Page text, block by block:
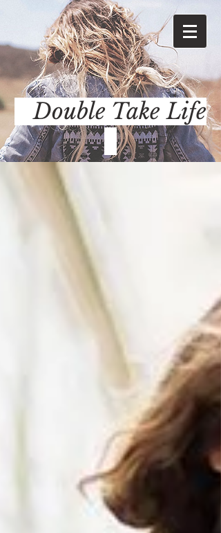
Double Take Life